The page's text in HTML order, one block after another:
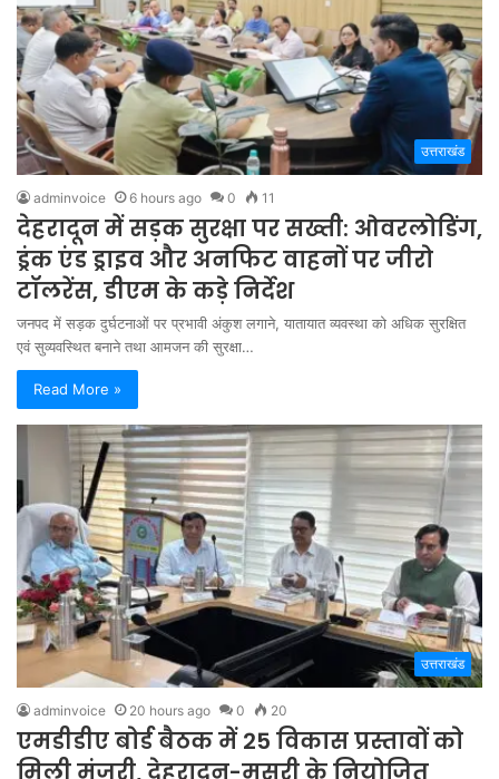
उत्तराखंड
adminvoice 6 hours ago 0 11
देहरादून में सड़क सुरक्षा पर सख्ती: ओवरलोडिंग,
ड्रंक एंड ड्राइव और अनफिट वाहनों पर जीरो
टॉलरेंस, डीएम के कड़े निर्देश
जनपद में सड़क दुर्घटनाओं पर प्रभावी अंकुश लगाने, यातायात व्यवस्था को अधिक सुरक्षित
एवं सुव्यवस्थित बनाने तथा आमजन की सुरक्षा…
Read More »
उत्तराखंड
adminvoice 20 hours ago 0 20
एमडीडीए बोर्ड बैठक में 25 विकास प्रस्तावों को
मिली मंजूरी, देहरादून-मसूरी के नियोजित